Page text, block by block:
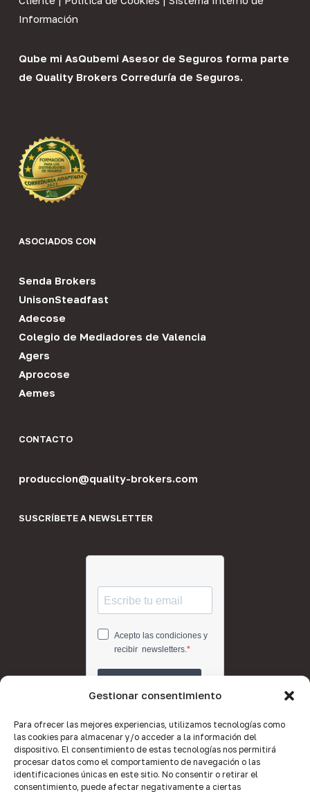
Gestionar consentimiento
Para ofrecer las mejores experiencias, utilizamos tecnologías como
las cookies para almacenar y/o acceder a la información del
dispositivo. El consentimiento de estas tecnologías nos permitirá
procesar datos como el comportamiento de navegación o las
identificaciones únicas en este sitio. No consentir o retirar el
consentimiento, puede afectar negativamente a ciertas
Información
Qube mi AsQubemi Asesor de Seguros forma parte
de Quality Brokers Correduría de Seguros.
ASOCIADOS CON
Senda Brokers
UnisonSteadfast
Adecose
Colegio de Mediadores de Valencia
Agers
Aprocose
Aemes
CONTACTO
produccion@quality-brokers.com
SUSCRÍBETE A NEWSLETTER